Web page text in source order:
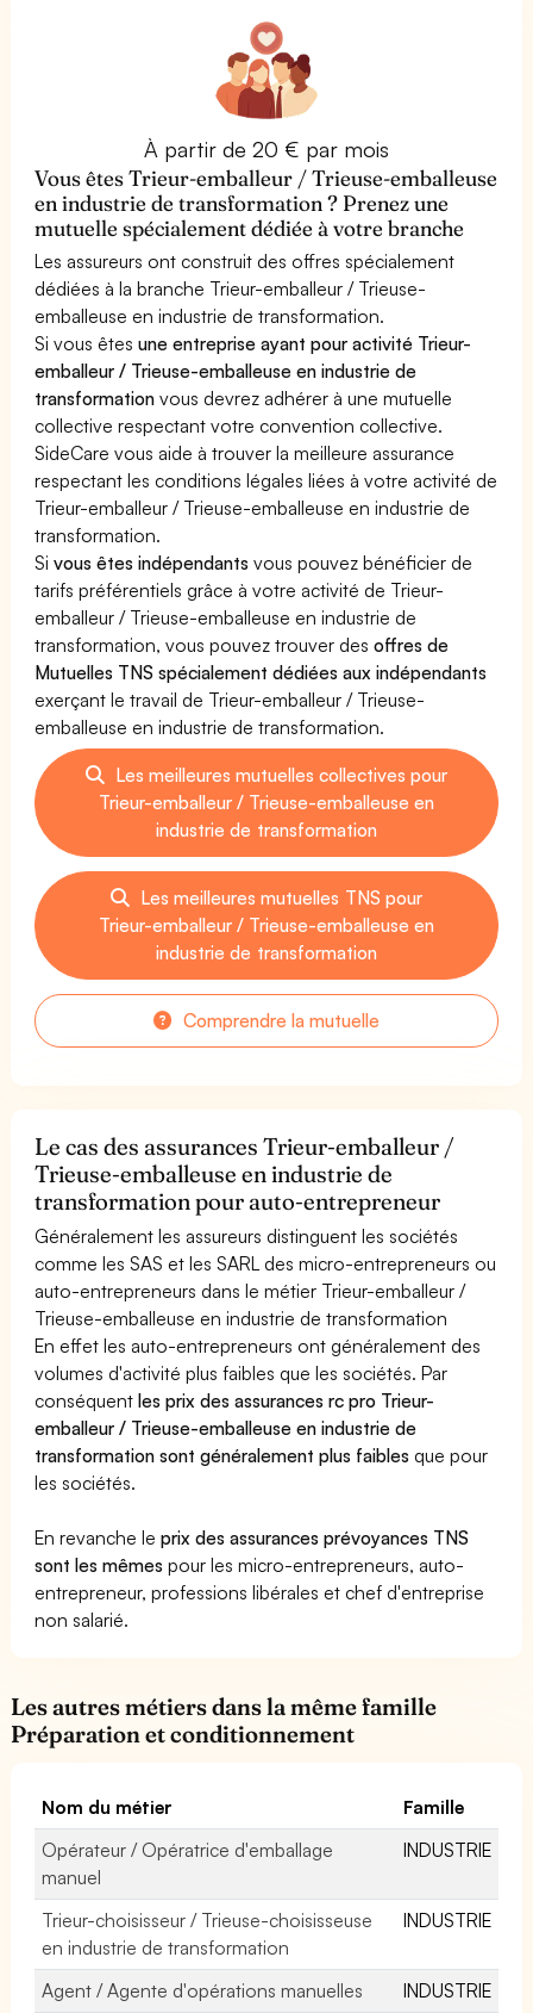
À partir de 20 € par mois
Vous êtes Trieur-emballeur / Trieuse-emballeuse
en industrie de transformation ? Prenez une
mutuelle spécialement dédiée à votre branche
Les assureurs ont construit des offres spécialement
dédiées à la branche Trieur-emballeur / Trieuse-
emballeuse en industrie de transformation.
Si vous êtesune entreprise ayant pour activité Trieur-
emballeur / Trieuse-emballeuse en industrie de
transformation vous devrez adhérer à une mutuelle
collective respectant votre convention collective.
SideCare vous aide à trouver la meilleure assurance
respectant les conditions légales liées à votre activité de
Trieur-emballeur / Trieuse-emballeuse en industrie de
transformation.
Sivous êtes indépendants vous pouvez bénéficier de
tarifs préférentiels grâce à votre activité de Trieur-
emballeur / Trieuse-emballeuse en industrie de
transformation, vous pouvez trouver desoffres de
Mutuelles TNS spécialement dédiées aux indépendants
exerçant le travail de Trieur-emballeur / Trieuse-
emballeuse en industrie de transformation.
Les meilleures mutuelles collectives pour
Trieur-emballeur / Trieuse-emballeuse en
industrie de transformation
Les meilleures mutuelles TNS pour
Trieur-emballeur / Trieuse-emballeuse en
industrie de transformation
Comprendre la mutuelle
Le cas des assurances Trieur-emballeur /
Trieuse-emballeuse en industrie de
transformation pour auto-entrepreneur
Généralement les assureurs distinguent les sociétés
comme les SAS et les SARL des micro-entrepreneurs ou
auto-entrepreneurs dans le métier Trieur-emballeur /
Trieuse-emballeuse en industrie de transformation
En effet les auto-entrepreneurs ont généralement des
volumes d'activité plus faibles que les sociétés. Par
conséquentles prix des assurances rc pro Trieur-
emballeur / Trieuse-emballeuse en industrie de
transformation sont généralement plus faibles que pour
les sociétés.
En revanche leprix des assurances prévoyances TNS
sont les mêmes pour les micro-entrepreneurs, auto-
entrepreneur, professions libérales et chef d'entreprise
non salarié.
Les autres métiers dans la même famille
Préparation et conditionnement
Nom du métier
Famille
Opérateur / Opératrice d'emballage
manuel
INDUSTRIE
Trieur-choisisseur / Trieuse-choisisseuse
en industrie de transformation
INDUSTRIE
Agent / Agente d'opérations manuelles INDUSTRIE